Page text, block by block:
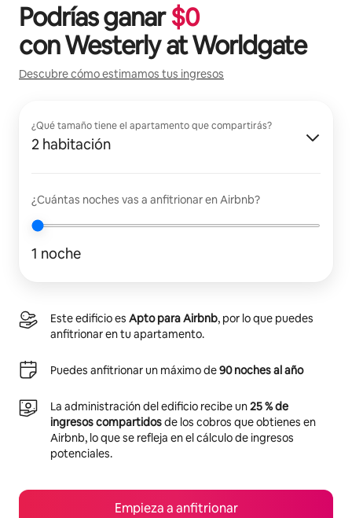
Podrías ganar$0
conWesterly at Worldgate
Descubre cómo estimamos tus ingresos
¿Qué tamaño tiene el apartamento que compartirás?
2 habitación
¿Cuántas noches vas a anfitrionar en Airbnb?
1 noche
Este edificio es Apto para Airbnb, por lo que puedes
anfitrionar en tu apartamento.
Puedes anfitrionar un máximo de90 noches al año
La administración del edificio recibe un25 % de
ingresos compartidosde los cobros que obtienes en
Airbnb, lo que se refleja en el cálculo de ingresos
potenciales.
Empieza a anfitrionar